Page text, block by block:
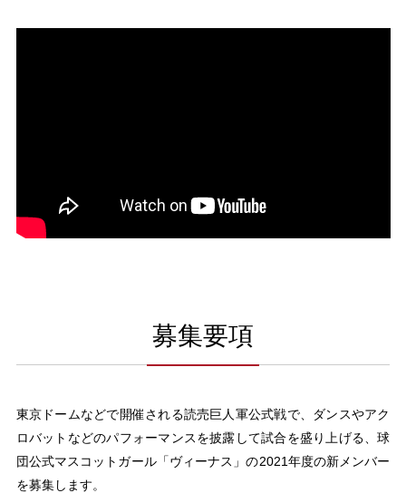
募集要項
東京ドームなどで開催される読売巨人軍公式戦で、ダンスやアク
ロバットなどのパフォーマンスを披露して試合を盛り上げる、球
団公式マスコットガール「ヴィーナス」の2021年度の新メンバー
を募集します。